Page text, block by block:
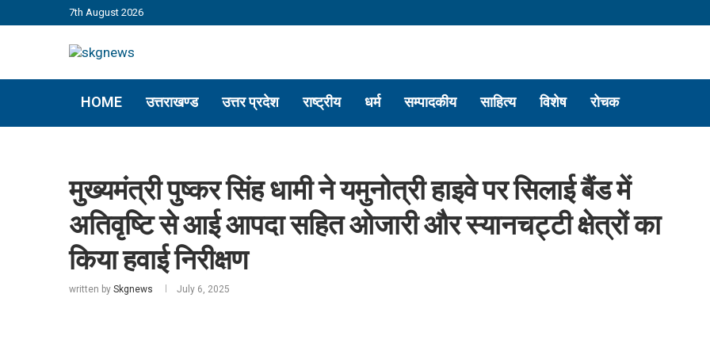
7th August 2026
HOME उत्तराखण्ड उत्तर प्रदेश राष्ट्रीय धर्म सम्पादकीय साहित्य विशेष रोचक
मुख्यमंत्री पुष्कर सिंह धामी ने यमुनोत्री हाइवे पर सिलाई बैंड में
अतिवृष्टि से आई आपदा सहित ओजारी और स्यानचट्टी क्षेत्रों का
किया हवाई निरीक्षण
written by Skgnews July 6, 2025